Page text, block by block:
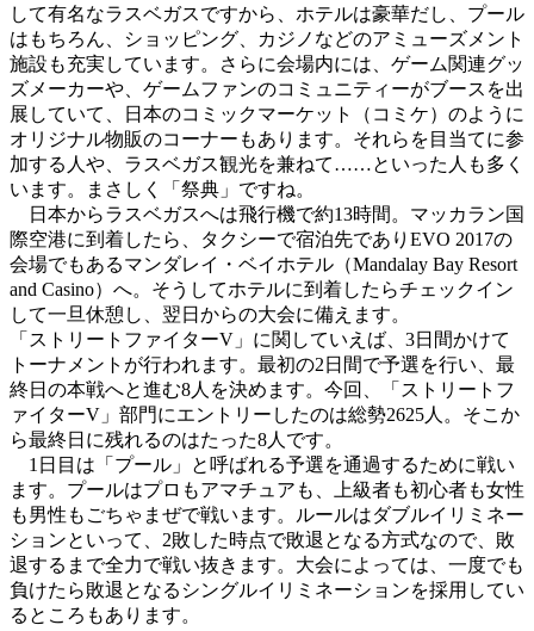
して有名なラスベガスですから、ホテルは豪華だし、プール
はもちろん、ショッピング、カジノなどのアミューズメント
施設も充実しています。さらに会場内には、ゲーム関連グッ
ズメーカーや、ゲームファンのコミュニティーがブースを出
展していて、日本のコミックマーケット（コミケ）のように
オリジナル物販のコーナーもあります。それらを目当てに参
加する人や、ラスベガス観光を兼ねて……といった人も多く
います。まさしく「祭典」ですね。
日本からラスベガスへは飛行機で約13時間。マッカラン国
際空港に到着したら、タクシーで宿泊先でありEVO 2017の
会場でもあるマンダレイ・ベイホテル（Mandalay Bay Resort
and Casino）へ。そうしてホテルに到着したらチェックイン
して一旦休憩し、翌日からの大会に備えます。
「ストリートファイターV」に関していえば、3日間かけて
トーナメントが行われます。最初の2日間で予選を行い、最
終日の本戦へと進む8人を決めます。今回、「ストリートフ
ァイターV」部門にエントリーしたのは総勢2625人。そこか
ら最終日に残れるのはたった8人です。
1日目は「プール」と呼ばれる予選を通過するために戦い
ます。プールはプロもアマチュアも、上級者も初心者も女性
も男性もごちゃまぜで戦います。ルールはダブルイリミネー
ションといって、2敗した時点で敗退となる方式なので、敗
退するまで全力で戦い抜きます。大会によっては、一度でも
負けたら敗退となるシングルイリミネーションを採用してい
るところもあります。